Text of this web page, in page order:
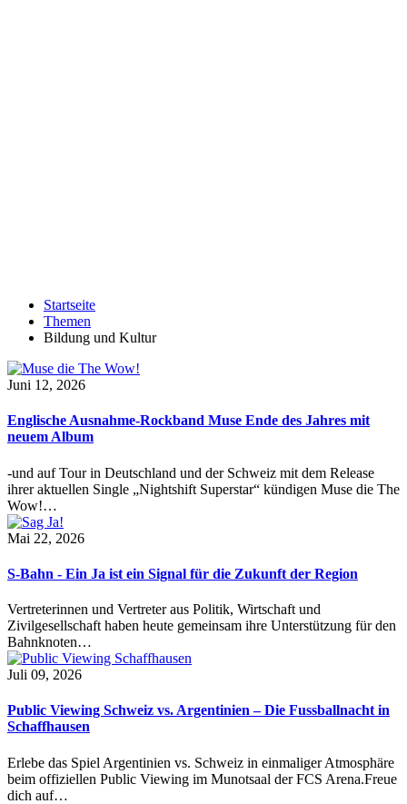
Startseite
Themen
Bildung und Kultur
Juni 12, 2026
Englische Ausnahme-Rockband Muse Ende des Jahres mit
neuem Album
-und auf Tour in Deutschland und der Schweiz mit dem Release
ihrer aktuellen Single „Nightshift Superstar“ kündigen Muse die The
Wow!…
Mai 22, 2026
S-Bahn - Ein Ja ist ein Signal für die Zukunft der Region
Vertreterinnen und Vertreter aus Politik, Wirtschaft und
Zivilgesellschaft haben heute gemeinsam ihre Unterstützung für den
Bahnknoten…
Juli 09, 2026
Public Viewing Schweiz vs. Argentinien – Die Fussballnacht in
Schaffhausen
Erlebe das Spiel Argentinien vs. Schweiz in einmaliger Atmosphäre
beim offiziellen Public Viewing im Munotsaal der FCS Arena.Freue
dich auf…